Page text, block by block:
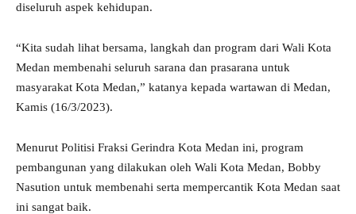
diseluruh aspek kehidupan.
“Kita sudah lihat bersama, langkah dan program dari Wali Kota
Medan membenahi seluruh sarana dan prasarana untuk
masyarakat Kota Medan,” katanya kepada wartawan di Medan,
Kamis (16/3/2023).
Menurut Politisi Fraksi Gerindra Kota Medan ini, program
pembangunan yang dilakukan oleh Wali Kota Medan, Bobby
Nasution untuk membenahi serta mempercantik Kota Medan saat
ini sangat baik.